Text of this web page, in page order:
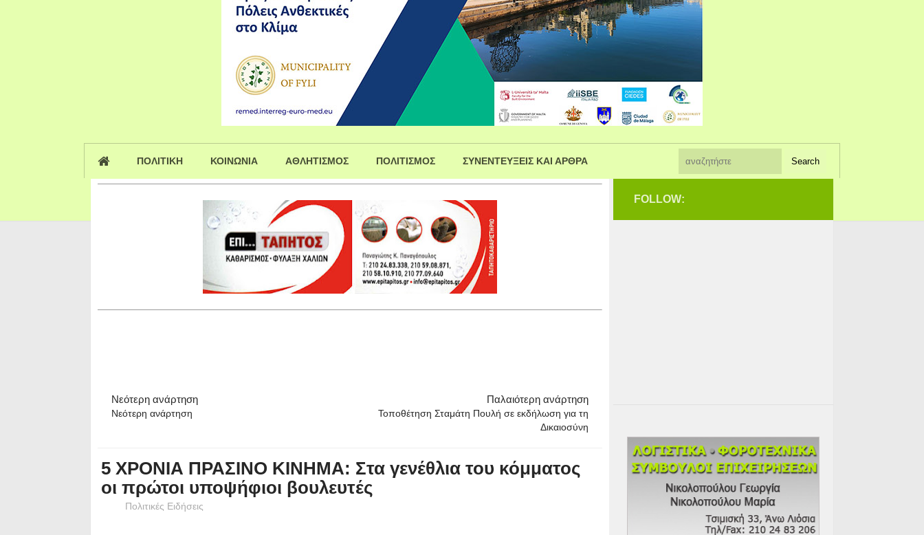
ΠΟΛΙΤΙΚΗ ΚΟΙΝΩΝΙΑ ΑΘΛΗΤΙΣΜΟΣ ΠΟΛΙΤΙΣΜΟΣ ΣΥΝΕΝΤΕΥΞΕΙΣ ΚΑΙ ΑΡΘΡΑ
Νεότερη ανάρτηση
Νεότερη ανάρτηση
Παλαιότερη ανάρτηση
Τοποθέτηση Σταμάτη Πουλή σε εκδήλωση για τη
Δικαιοσύνη
5 ΧΡΟΝΙΑ ΠΡΑΣΙΝΟ ΚΙΝΗΜΑ: Στα γενέθλια του κόμματος
οι πρώτοι υποψήφιοι βουλευτές
Πολιτικές Ειδήσεις
FOLLOW: